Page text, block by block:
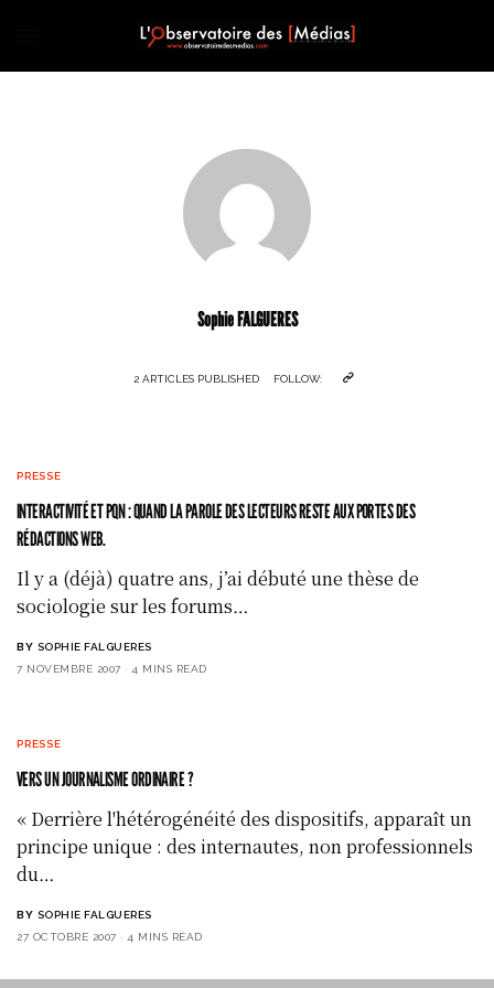
Sophie FALGUERES
2 ARTICLES PUBLISHED FOLLOW:
PRESSE
INTERACTIVITÉ ET PQN : QUAND LA PAROLE DES LECTEURS RESTE AUX PORTES DES
RÉDACTIONS WEB.
Il y a (déjà) quatre ans, j’ai débuté une thèse de
sociologie sur les forums…
BY SOPHIE FALGUERES
7 NOVEMBRE 2007
4 MINS READ
PRESSE
VERS UN JOURNALISME ORDINAIRE ?
« Derrière l'hétérogénéité des dispositifs, apparaît un
principe unique : des internautes, non professionnels
du…
BY SOPHIE FALGUERES
27 OCTOBRE 2007
4 MINS READ